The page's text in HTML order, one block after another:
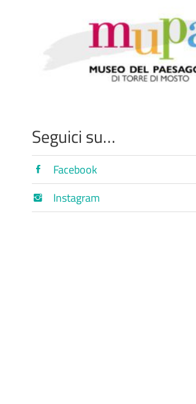
Seguici su…
Facebook
Instagram